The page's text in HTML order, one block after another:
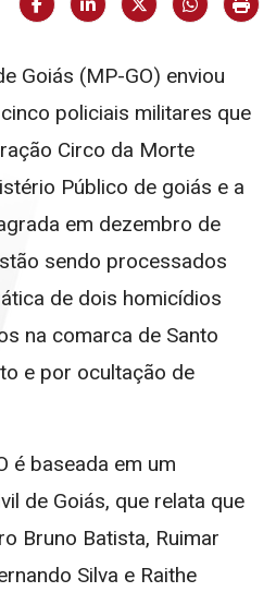
Goiás (MP-GO) enviou
policiais militares que
Circo da Morte
Público de goiás e a
em dezembro de
sendo processados
de dois homicídios
na comarca de Santo
e por ocultação de
é baseada em um
de Goiás, que relata que
Bruno Batista, Ruimar
Silva e Raithe